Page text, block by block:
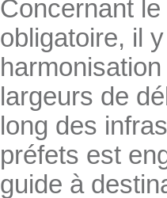
Concernant
obligatoire, il
largeurs de
long des
préfets est
guide à